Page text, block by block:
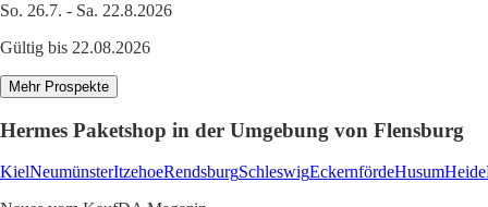
So. 26.7. - Sa. 22.8.2026
Gültig bis 22.08.2026
Mehr Prospekte
Hermes Paketshop in der Umgebung von Flensburg
KielNeumünsterItzehoeRendsburgSchleswigEckernfördeHusumHeide